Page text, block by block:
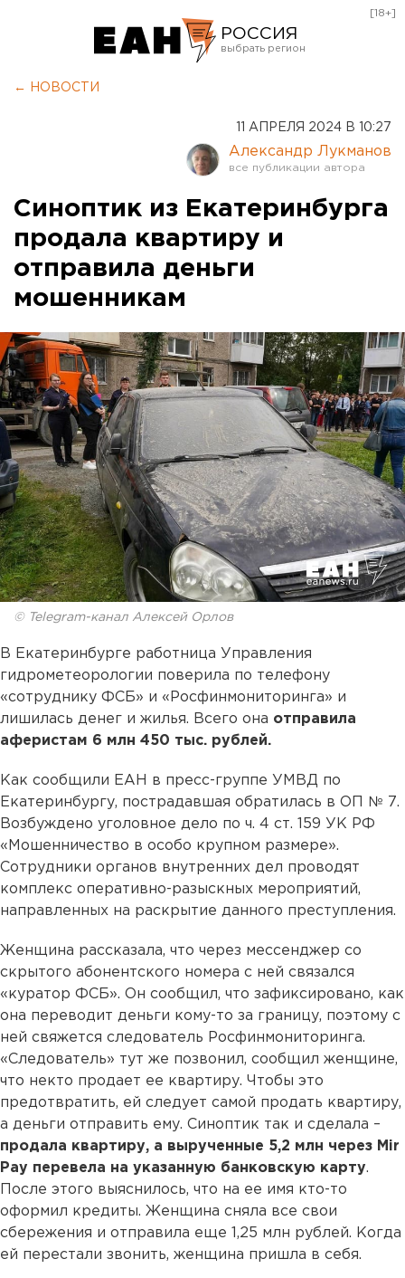
РОССИЯ
Оренбург
[18+]
← НОВОСТИ
11 АПРЕЛЯ 2024 В 10:27
Александр Лукманов
Синоптик из Екатеринбурга
продала квартиру и
отправила деньги
мошенникам
© Telegram-канал Алексей Орлов
В Екатеринбурге работница Управления
гидрометеорологии поверила по телефону
«сотруднику ФСБ» и «Росфинмониторинга» и
лишилась денег и жилья. Всего она отправила
аферистам 6 млн 450 тыс. рублей.
Как сообщили ЕАН в пресс-группе УМВД по
Екатеринбургу, пострадавшая обратилась в ОП № 7.
Возбуждено уголовное дело по ч. 4 ст. 159 УК РФ
«Мошенничество в особо крупном размере».
Сотрудники органов внутренних дел проводят
комплекс оперативно-разыскных мероприятий,
направленных на раскрытие данного преступления.
Женщина рассказала, что через мессенджер со
скрытого абонентского номера с ней связался
«куратор ФСБ». Он сообщил, что зафиксировано, как
она переводит деньги кому-то за границу, поэтому с
ней свяжется следователь Росфинмониторинга.
«Следователь» тут же позвонил, сообщил женщине,
что некто продает ее квартиру. Чтобы это
предотвратить, ей следует самой продать квартиру,
а деньги отправить ему. Синоптик так и сделала –
продала квартиру, а вырученные 5,2 млн через Mir
Pay перевела на указанную банковскую карту.
После этого выяснилось, что на ее имя кто-то
оформил кредиты. Женщина сняла все свои
сбережения и отправила еще 1,25 млн рублей. Когда
ей перестали звонить, женщина пришла в себя.